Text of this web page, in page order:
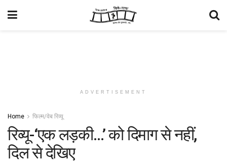
ADVERTISEMENT
Home फिल्म/वेब रिव्यू
रिव्यू-‘एक लड़की…’ को दिमाग से नहीं,
दिल से देखिए